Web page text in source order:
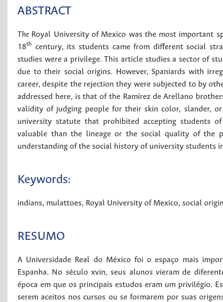
ABSTRACT
The Royal University of Mexico was the most important
18th
century, its students came from different social
studies were a privilege. This article studies a sector of
due to their social origins. However, Spaniards with
career, despite the rejection they were subjected to by
addressed here, is that of the Ramírez de Arellano
validity of judging people for their skin color, slander,
university statute that prohibited accepting students
valuable than the lineage or the social quality of the
understanding of the social history of university students
Keywords:
indians, mulattoes, Royal University of Mexico, social
RESUMO
A Universidade Real do México foi o espaço mais
Espanha. No século xvin, seus alunos vieram de
época em que os principais estudos eram um privilégio.
serem aceitos nos cursos ou se formarem por suas